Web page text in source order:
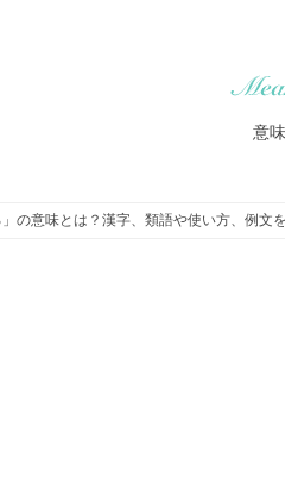
意
」の意味とは？漢字、類語や使い方、例文